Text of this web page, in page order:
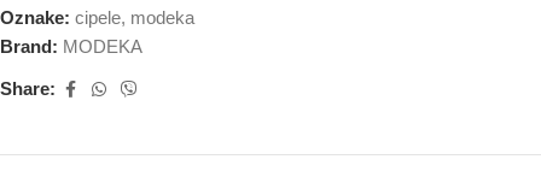
Oznake: cipele, modeka
Brand: MODEKA
Share: